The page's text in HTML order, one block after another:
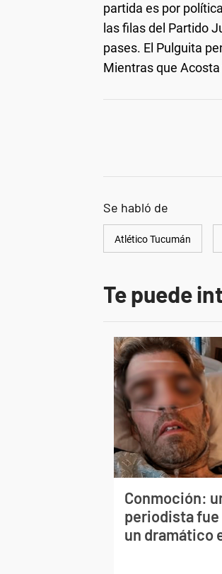
partida es por
las filas del Partido
pases. El Pulguita
Mientras que
Se habló de
Atlético Tucumán
Te puede
Conmoción:
periodista
un dramático